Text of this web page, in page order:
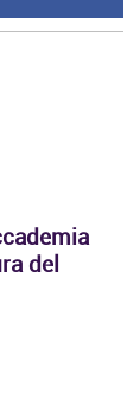
del